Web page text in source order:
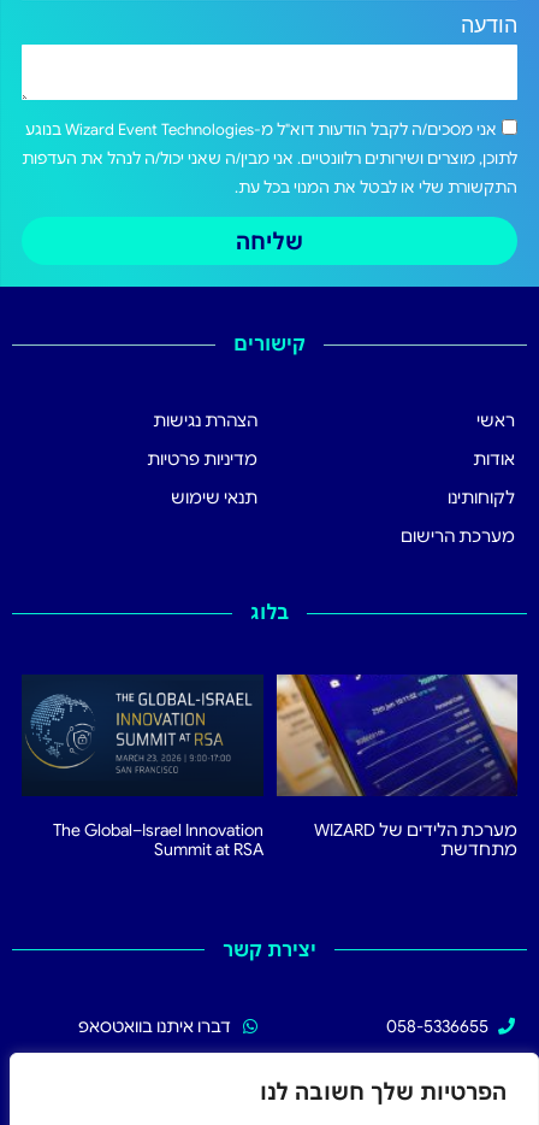
הפרטיות שלך חשובה לנו
הודעה
אני מסכים/ה לקבל הודעות דוא"ל מ-Wizard Event Technologies בנוגע
לתוכן, מוצרים ושירותים רלוונטיים. אני מבין/ה שאני יכול/ה לנהל את העדפות
התקשורת שלי או לבטל את המנוי בכל עת.
שליחה
קישורים
ראשי
אודות
לקוחותינו
מערכת הרישום
הצהרת נגישות
מדיניות פרטיות
תנאי שימוש
בלוג
מערכת הלידים של WIZARD
מתחדשת
The Global–Israel Innovation
Summit at RSA
יצירת קשר
058-5336655
דברו איתנו בוואטסאפ